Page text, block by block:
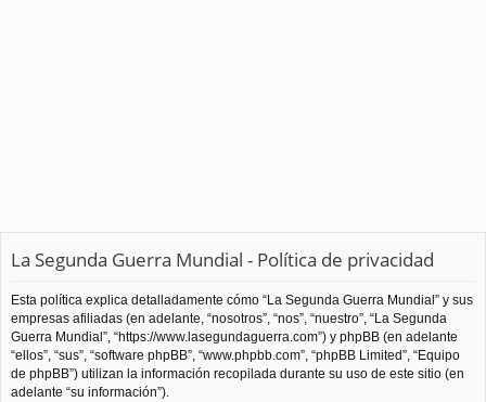
La Segunda Guerra Mundial - Política de privacidad
Esta política explica detalladamente cómo “La Segunda Guerra Mundial” y sus
empresas afiliadas (en adelante, “nosotros”, “nos”, “nuestro”, “La Segunda
Guerra Mundial”, “https://www.lasegundaguerra.com”) y phpBB (en adelante
“ellos”, “sus”, “software phpBB”, “www.phpbb.com”, “phpBB Limited”, “Equipo
de phpBB”) utilizan la información recopilada durante su uso de este sitio (en
adelante “su información”).